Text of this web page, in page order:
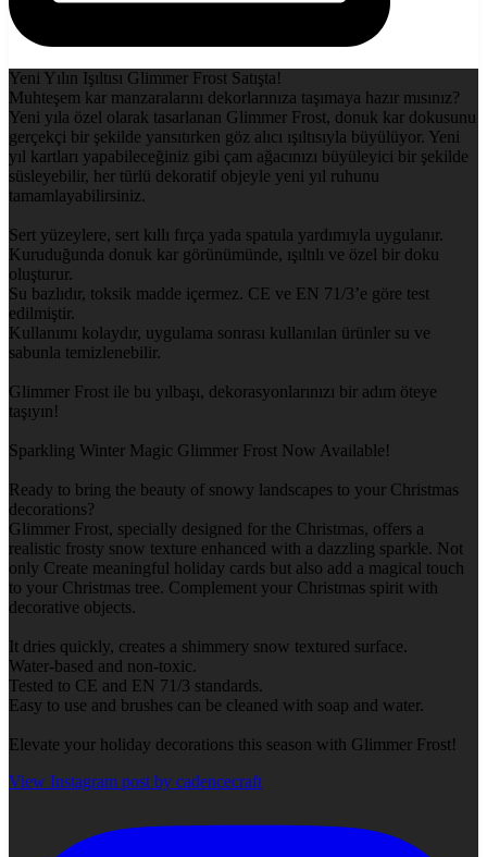
Yeni Yılın Işıltısı Glimmer Frost Satışta!
Muhteşem kar manzaralarını dekorlarınıza taşımaya hazır mısınız?
Yeni yıla özel olarak tasarlanan Glimmer Frost, donuk kar dokusunu
gerçekçi bir şekilde yansıtırken göz alıcı ışıltısıyla büyülüyor. Yeni
yıl kartları yapabileceğiniz gibi çam ağacınızı büyüleyici bir şekilde
süsleyebilir, her türlü dekoratif objeyle yeni yıl ruhunu
tamamlayabilirsiniz.
Sert yüzeylere, sert kıllı fırça yada spatula yardımıyla uygulanır.
Kuruduğunda donuk kar görünümünde, ışıltılı ve özel bir doku
oluşturur.
Su bazlıdır, toksik madde içermez. CE ve EN 71/3’e göre test
edilmiştir.
Kullanımı kolaydır, uygulama sonrası kullanılan ürünler su ve
sabunla temizlenebilir.
Glimmer Frost ile bu yılbaşı, dekorasyonlarınızı bir adım öteye
taşıyın!
Sparkling Winter Magic Glimmer Frost Now Available!
Ready to bring the beauty of snowy landscapes to your Christmas
decorations?
Glimmer Frost, specially designed for the Christmas, offers a
realistic frosty snow texture enhanced with a dazzling sparkle. Not
only Create meaningful holiday cards but also add a magical touch
to your Christmas tree. Complement your Christmas spirit with
decorative objects.
It dries quickly, creates a shimmery snow textured surface.
Water-based and non-toxic.
Tested to CE and EN 71/3 standards.
Easy to use and brushes can be cleaned with soap and water.
Elevate your holiday decorations this season with Glimmer Frost!
View Instagram post by cadencecraft